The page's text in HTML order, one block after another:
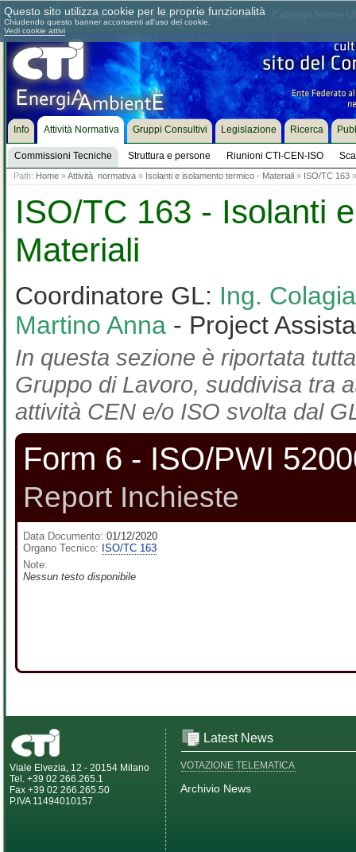
Chi siamo Dove siamo Contattaci Come associarsi
Info Attività Normativa
Commissioni Tecniche Struttura e persone Riunioni CTI-CEN-ISO
Gruppi Consultivi Legislazione Ricerca
Path: Home »Attività normativa » Isolanti e isolamento termico - Materiali » ISO/TC 163
ISO/TC 163 - Isolanti
Materiali
Coordinatore GL: Ing.
Martino Anna - Project
In questa sezione è riportata
Gruppo di Lavoro, suddivisa tra
attività CEN e/o ISO svolta dal
Form 6 - ISO/PWI
Report Inchieste
Data Documento: 01/12/2020
Organo Tecnico: ISO/TC 163
Note:
Nessun testo disponibile
Viale Elvezia, 12 - 20154 Milano
Tel. +39 02 266.265.1
Fax +39 02 266.265.50
P.IVA 11494010157
Latest News
VOTAZIONE TELEMATICA
Archivio News
Questo sito utilizza cookie per le proprie funzionalità
Chiudendo questo banner acconsenti all'uso dei cookie.
Vedi cookie attivi